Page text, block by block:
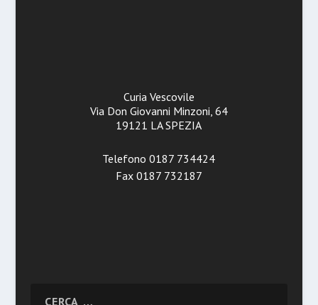
Curia Vescovile
Via Don Giovanni Minzoni, 64
19121 LA SPEZIA
Telefono 0187 734424
Fax 0187 732187